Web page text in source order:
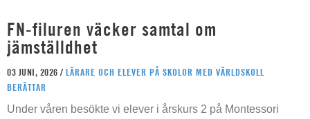
FN-filuren väcker samtal om
jämställdhet
03 JUNI, 2026 / LÄRARE OCH ELEVER PÅ SKOLOR MED VÄRLDSKOLL
BERÄTTAR
Under våren besökte vi elever i årskurs 2 på Montessori